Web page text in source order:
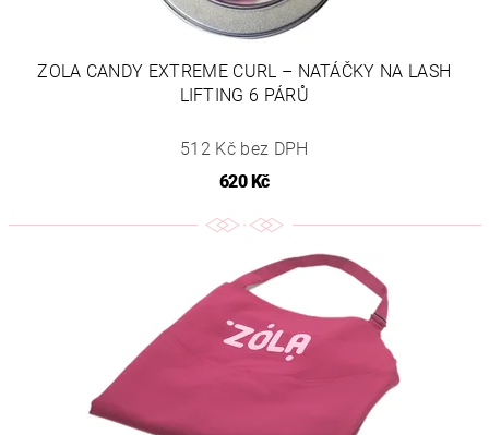
ZOLA CANDY EXTREME CURL – NATÁČKY NA LASH
LIFTING 6 PÁRŮ
512 Kč bez DPH
620 Kč